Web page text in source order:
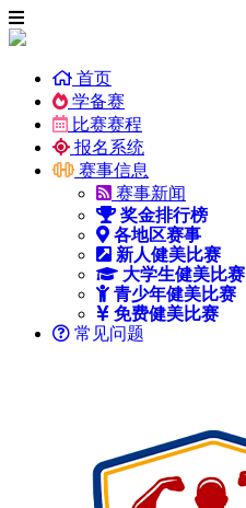
首页
学备赛
比赛赛程
报名系统
赛事信息
赛事新闻
奖金排行榜
各地区赛事
新人健美比赛
大学生健美比赛
青少年健美比赛
免费健美比赛
常见问题